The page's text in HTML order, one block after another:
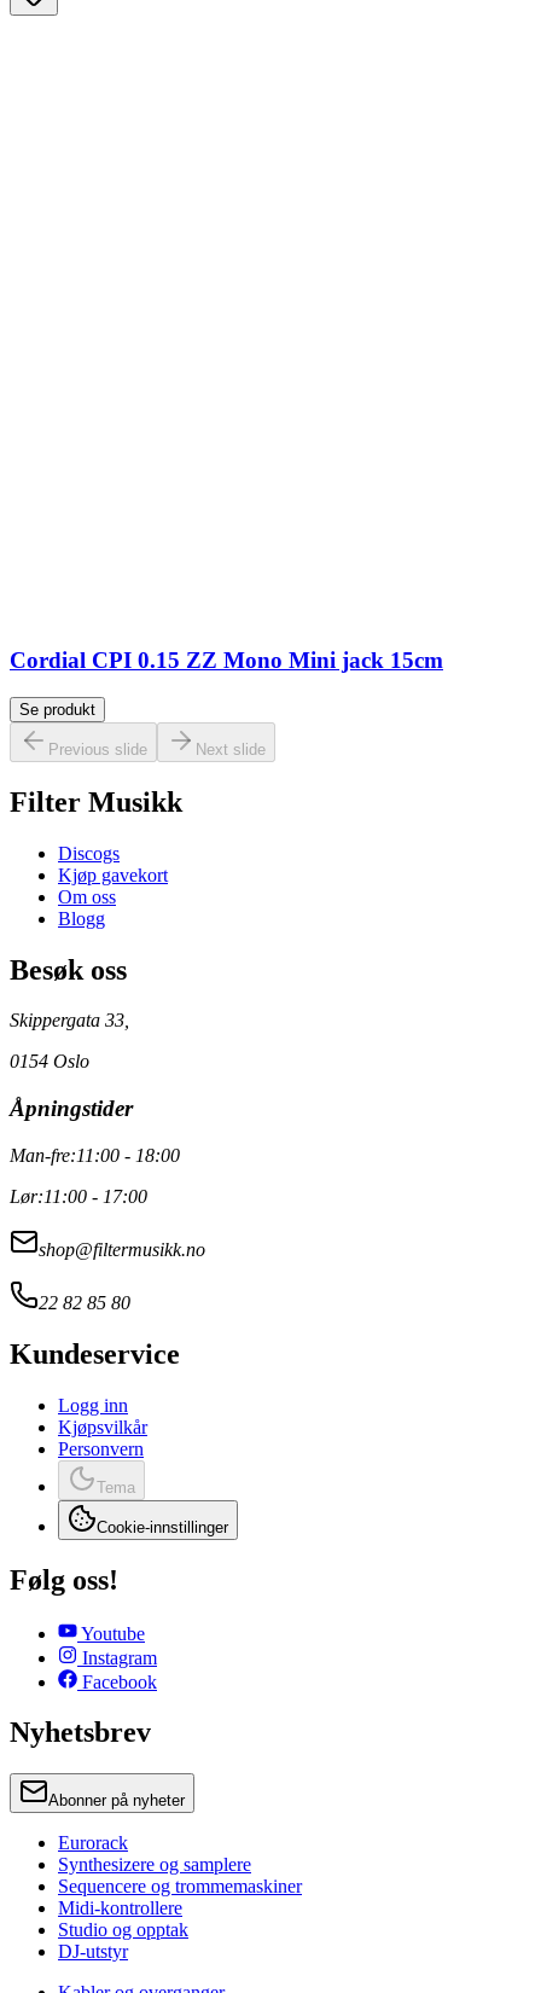
Cordial CPI 0.15 ZZ Mono Mini jack 15cm
Se produkt
Previous slide Next slide
Filter Musikk
Discogs
Kjøp gavekort
Om oss
Blogg
Besøk oss
Skippergata 33,
0154 Oslo
Åpningstider
Man-fre:11:00 - 18:00
Lør:11:00 - 17:00
shop@filtermusikk.no
22 82 85 80
Kundeservice
Logg inn
Kjøpsvilkår
Personvern
Tema
Cookie-innstillinger
Følg oss!
Youtube
Instagram
Facebook
Nyhetsbrev
Abonner på nyheter
Eurorack
Synthesizere og samplere
Sequencere og trommemaskiner
Midi-kontrollere
Studio og opptak
DJ-utstyr